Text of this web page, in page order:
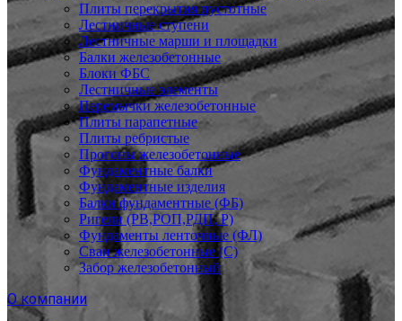
Плиты перекрытия пустотные
Лестничные ступени
Лестничные марши и площадки
Балки железобетонные
Блоки ФБС
Лестничные элементы
Перемычки железобетонные
Плиты парапетные
Плиты ребристые
Прогоны железобетонные
Фундаментные балки
Фундаментные изделия
Балки фундаментные (ФБ)
Ригели (РВ,РОП,РДП, Р)
Фундаменты ленточные (ФЛ)
Сваи железобетонные (С)
Забор железобетонный
О компании